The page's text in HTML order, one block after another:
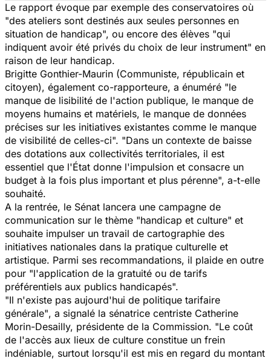
Le rapport évoque par exemple des conservatoires où
"des ateliers sont destinés aux seules personnes en
situation de handicap", ou encore des élèves "qui
indiquent avoir été privés du choix de leur instrument" en
raison de leur handicap.
Brigitte Gonthier-Maurin (Communiste, républicain et
citoyen), également co-rapporteure, a énuméré "le
manque de lisibilité de l'action publique, le manque de
moyens humains et matériels, le manque de données
précises sur les initiatives existantes comme le manque
de visibilité de celles-ci". "Dans un contexte de baisse
des dotations aux collectivités territoriales, il est
essentiel que l'État donne l'impulsion et consacre un
budget à la fois plus important et plus pérenne", a-t-elle
souhaité.
A la rentrée, le Sénat lancera une campagne de
communication sur le thème "handicap et culture" et
souhaite impulser un travail de cartographie des
initiatives nationales dans la pratique culturelle et
artistique. Parmi ses recommandations, il plaide en outre
pour "l'application de la gratuité ou de tarifs
préférentiels aux publics handicapés".
"Il n'existe pas aujourd'hui de politique tarifaire
générale", a signalé la sénatrice centriste Catherine
Morin-Desailly, présidente de la Commission. "Le coût
de l'accès aux lieux de culture constitue un frein
indéniable, surtout lorsqu'il est mis en regard du montant